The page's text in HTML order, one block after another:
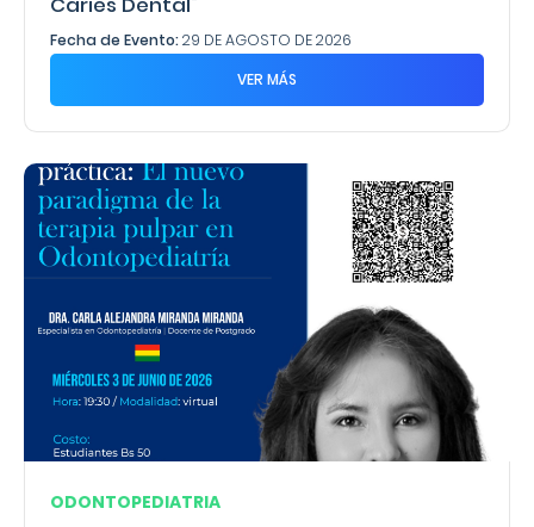
Fecha de Evento:29 DE AGOSTO DE 2026
VER MÁS
ODONTOPEDIATRIA